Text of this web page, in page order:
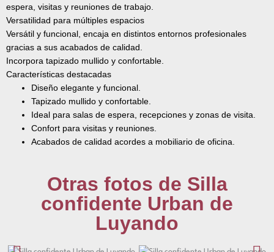
espera, visitas y reuniones de trabajo.
Versatilidad para múltiples espacios
Versátil y funcional, encaja en distintos entornos profesionales
gracias a sus acabados de calidad.
Incorpora tapizado mullido y confortable.
Características destacadas
Diseño elegante y funcional.
Tapizado mullido y confortable.
Ideal para salas de espera, recepciones y zonas de visita.
Confort para visitas y reuniones.
Acabados de calidad acordes a mobiliario de oficina.
Otras fotos de Silla
confidente Urban de
Luyando